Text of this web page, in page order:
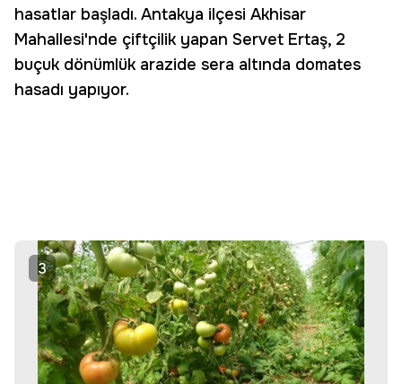
hasatlar başladı. Antakya ilçesi Akhisar
Mahallesi'nde çiftçilik yapan Servet Ertaş, 2
buçuk dönümlük arazide sera altında domates
hasadı yapıyor.
3